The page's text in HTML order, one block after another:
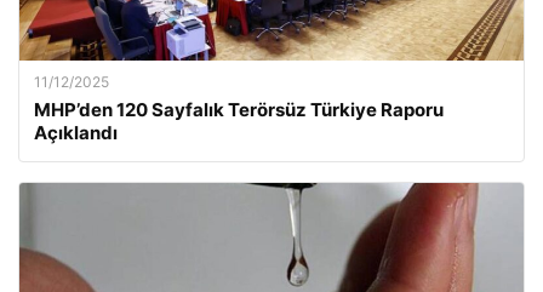
11/12/2025
MHP’den 120 Sayfalık Terörsüz Türkiye Raporu
Açıklandı